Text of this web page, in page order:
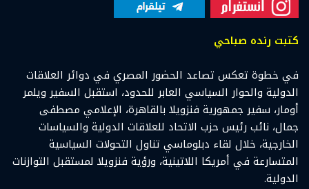
كتبت رنده صباحي
في خطوة تعكس تصاعد الحضور المصري في دوائر العلاقات
الدولية والحوار السياسي العابر للحدود، استقبل السفير ويلمر
أومار، سفير جمهورية فنزويلا بالقاهرة، الإعلامي مصطفى
جمال، نائب رئيس حزب الاتحاد للعلاقات الدولية والسياسات
الخارجية، خلال لقاء دبلوماسي تناول التحولات السياسية
المتسارعة في أمريكا اللاتينية، ورؤية فنزويلا لمستقبل التوازنات
الدولية.